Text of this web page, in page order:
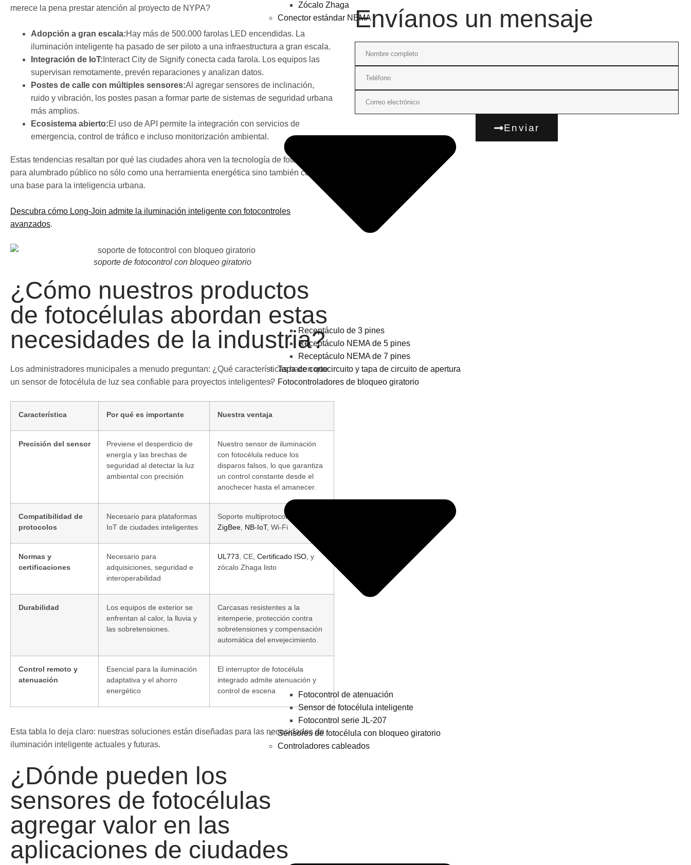
Zócalo Zhaga
Conector estándar NEMA
Receptáculo de 3 pines
Receptáculo NEMA de 5 pines
Receptáculo NEMA de 7 pines
Tapa de cortocircuito y tapa de circuito de apertura
Fotocontroladores de bloqueo giratorio
Fotocontrol de atenuación
Sensor de fotocélula inteligente
Fotocontrol serie JL-207
Sensores de fotocélula con bloqueo giratorio
Controladores cableados
merece la pena prestar atención al proyecto de NYPA?
Adopción a gran escala:Hay más de 500.000 farolas LED encendidas. La
iluminación inteligente ha pasado de ser piloto a una infraestructura a gran escala.
Integración de IoT: Interact City de Signify conecta cada farola. Los equipos las
supervisan remotamente, prevén reparaciones y analizan datos.
Postes de calle con múltiples sensores:Al agregar sensores de inclinación,
ruido y vibración, los postes pasan a formar parte de sistemas de seguridad urbana
más amplios.
Ecosistema abierto:El uso de API permite la integración con servicios de
emergencia, control de tráfico e incluso monitorización ambiental.
Estas tendencias resaltan por qué las ciudades ahora ven la tecnología de fotocélulas
para alumbrado público no sólo como una herramienta energética sino también como
una base para la inteligencia urbana.
Descubra cómo Long-Join admite la iluminación inteligente con fotocontroles
avanzados.
soporte de fotocontrol con bloqueo giratorio
¿Cómo nuestros productos
de fotocélulas abordan estas
necesidades de la industria?
Los administradores municipales a menudo preguntan: ¿Qué características hacen que
un sensor de fotocélula de luz sea confiable para proyectos inteligentes?
Característica Por qué es importante Nuestra ventaja
Precisión del sensor
Previene el desperdicio de
energía y las brechas de
seguridad al detectar la luz
ambiental con precisión
Nuestro sensor de iluminación
con fotocélula reduce los
disparos falsos, lo que garantiza
un control constante desde el
anochecer hasta el amanecer.
Compatibilidad de
protocolos
Necesario para plataformas
IoT de ciudades inteligentes
Soporte multiprotocolo: LoRa,
ZigBee, NB-IoT, Wi-Fi
Normas y
certificaciones
Necesario para
adquisiciones, seguridad e
interoperabilidad
UL773, CE, Certificado ISO, y
zócalo Zhaga listo
Durabilidad
Los equipos de exterior se
enfrentan al calor, la lluvia y
las sobretensiones.
Carcasas resistentes a la
intemperie, protección contra
sobretensiones y compensación
automática del envejecimiento.
Control remoto y
atenuación
Esencial para la iluminación
adaptativa y el ahorro
energético
El interruptor de fotocélula
integrado admite atenuación y
control de escena
Esta tabla lo deja claro: nuestras soluciones están diseñadas para las necesidades de
iluminación inteligente actuales y futuras.
¿Dónde pueden los
sensores de fotocélulas
agregar valor en las
aplicaciones de ciudades
Envíanos un mensaje
Enviar